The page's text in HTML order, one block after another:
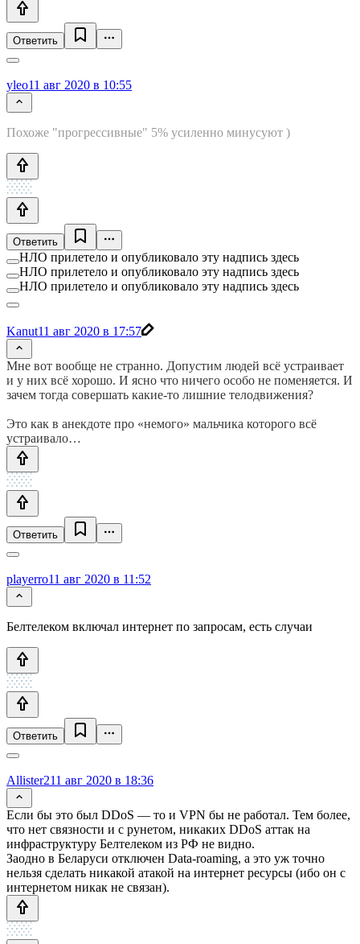
Ответить
yleo11 авг 2020 в 10:55
Похоже "прогрессивные" 5% усиленно минусуют )
Ответить
НЛО прилетело и опубликовало эту надпись здесь
НЛО прилетело и опубликовало эту надпись здесь
НЛО прилетело и опубликовало эту надпись здесь
Kanut11 авг 2020 в 17:57
Мне вот вообще не странно. Допустим людей всё устраивает
и у них всё хорошо. И ясно что ничего особо не поменяется. И
зачем тогда совершать какие-то лишние телодвижения?
Это как в анекдоте про «немого» мальчика которого всё
устраивало…
Ответить
playerro11 авг 2020 в 11:52
Белтелеком включал интернет по запросам, есть случаи
Ответить
Allister211 авг 2020 в 18:36
Если бы это был DDoS — то и VPN бы не работал. Тем более,
что нет связности и с рунетом, никаких DDoS аттак на
инфраструктуру Белтелеком из РФ не видно.
Заодно в Беларуси отключен Data-roaming, а это уж точно
нельзя сделать никакой атакой на интернет ресурсы (ибо он с
интернетом никак не связан).